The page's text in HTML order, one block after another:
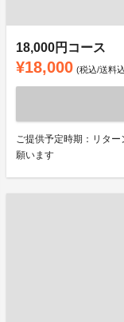
18,000円コース
¥18,000 (税込/送料
ご提供予定時期：リタ
願います